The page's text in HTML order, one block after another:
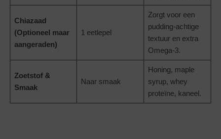
Chiazaad
(Optioneel maar
aangeraden)
1 eetlepel
Zorgt voor een
pudding-achtige
textuur en extra
Omega-3.
Zoetstof &
Smaak
Naar smaak
Honing, maple
syrup, whey
proteïne, kaneel.